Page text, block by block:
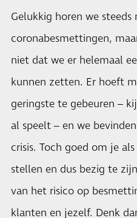
Gelukkig horen we steeds
coronabesmettingen,
niet dat we er helemaal
kunnen zetten. Er hoeft
geringste te gebeuren –
al speelt – en we
crisis. Toch goed om je
stellen en dus bezig te
van het risico op
klanten en jezelf. Denk